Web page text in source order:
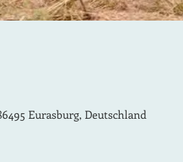
Eurasburg, Deutschland